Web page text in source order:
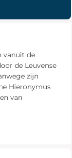
vanuit de
de Leuvense
zijn
Hieronymus
van